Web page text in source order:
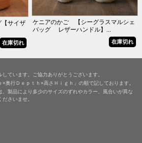
【サイザ
在庫切れ
ケニアのかご 【シーグラスマルシェ
バッグ レザーハンドル】...
在庫切れ
ています。ご協力ありがとうございます。
奥行Ｄｅｐｔｈ×高さＨｉｇｈ」の順で記しております。
、製品により多少のサイズのずれやカラー、風合いが異な
さいませ。